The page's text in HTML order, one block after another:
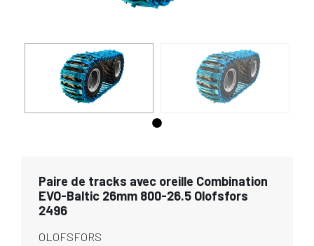
Paire de tracks avec oreille Combination
EVO-Baltic 26mm 800-26.5 Olofsfors
2496
OLOFSFORS